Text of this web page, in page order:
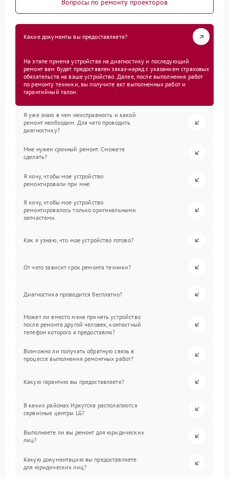
Вопросы по ремонту проекторов
Какие документы вы предоставляете?
На этапе приема устройства на диагностику и последующий
ремонт вам будет предоставлен заказ-наряд с указанием страховых
обязательств на ваше устройство. Далее, после выполнения работ
по ремонту техники, вы получите акт выполненных работ и
гарантийный талон.
Я уже знаю в чем неисправность и какой
ремонт необходим. Для чего проводить
диагностику?
Мне нужен срочный ремонт. Сможете
сделать?
Я хочу, чтобы мое устройство
ремонтировали при мне.
Я хочу, чтобы мое устройство
ремонтировалось только оригинальными
запчастями.
Как я узнаю, что мое устройство готово?
От чего зависит срок ремонта техники?
Диагностика проводится бесплатно?
Может ли вместо меня принять устройство
после ремонта другой человек, контактный
телефон которого я предоставлю?
Возможно ли получать обратную связь в
процессе выполнения ремонтных работ?
Какую гарантию вы предоставляете?
В каких районах Иркутска располагаются
сервисные центры LG?
Выполняете ли вы ремонт для юридических
лиц?
Какую документацию вы предоставляете
для юридических лиц?